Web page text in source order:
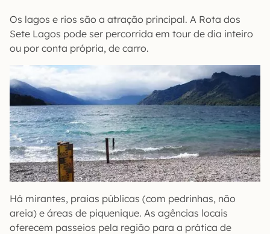
Os lagos e rios são a atração principal. A Rota dos
Sete Lagos pode ser percorrida em tour de dia inteiro
ou por conta própria, de carro.
Há mirantes, praias públicas (com pedrinhas, não
areia) e áreas de piquenique. As agências locais
oferecem passeios pela região para a prática de